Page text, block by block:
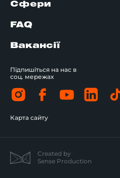
Сфери
FAQ
Вакансії
Підпишіться на нас в
соц. мережах
Карта сайту
Created by
Sense Production